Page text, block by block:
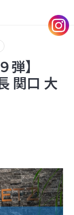
弾】
関口 大